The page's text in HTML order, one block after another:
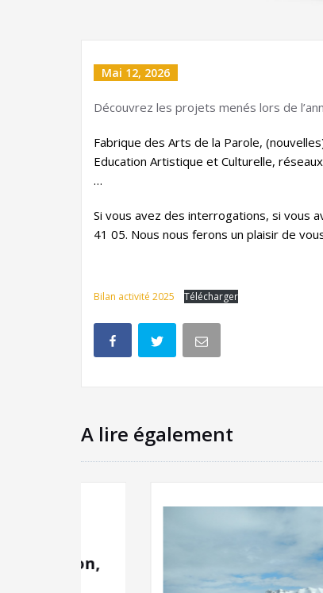
Mai 12, 2026
Découvrez les projets menés lors de
Fabrique des Arts de la Parole,
Education Artistique et Culturelle,
…
Si vous avez des interrogations, si vous
41 05. Nous nous ferons un plaisir de
Bilan activité 2025 Télécharger
A lire également